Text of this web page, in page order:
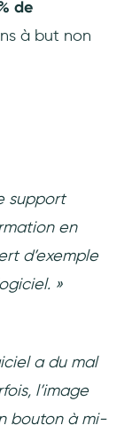
de
à but non
support
en
d’exemple
»
a du mal
l’image
bouton à mi-